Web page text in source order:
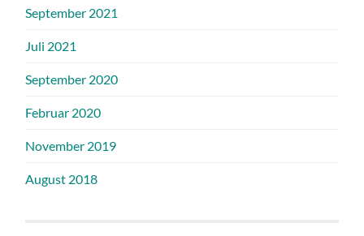
September 2021
Juli 2021
September 2020
Februar 2020
November 2019
August 2018